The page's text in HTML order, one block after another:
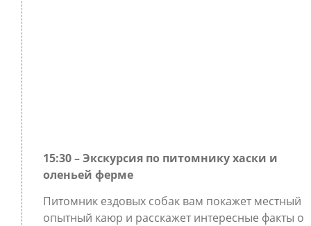
15:30 – Экскурсия по питомнику хаски и
оленьей ферме
Питомник ездовых собак вам покажет местный
опытный каюр и расскажет интересные факты о